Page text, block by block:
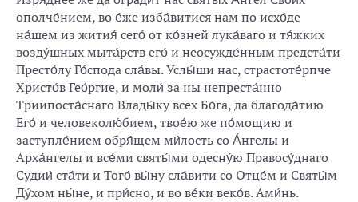
ополче́нием, во е́же изба́витися нам по исхо́де
на́шем из жития́ сего́ от ко́зней лука́ваго и тя́жких
возду́шных мыта́рств его́ и неосужде́нным предста́ти
Престо́лу Го́спода сла́вы. Услы́ши нас, страстоте́рпче
Христо́в Гео́ргие, и моли́ за ны непреста́нно
Триипоста́снаго Влады́ку всех Бо́га, да благода́тию
Его́ и человеколю́бием, твое́ю же по́мощию и
заступле́нием обря́щем ми́лость со А́нгелы и
Арха́нгелы и все́ми святы́ми одесну́ю Правосу́днаго
Судии́ ста́ти и Того́ вы́ну сла́вити со Отце́м и Святы́м
Ду́хом ны́не, и при́сно, и во ве́ки веко́в. Ами́нь.